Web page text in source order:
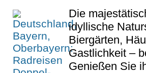
Die
idyllische
Biergärten,
Gastlichkeit –
Genießen Sie